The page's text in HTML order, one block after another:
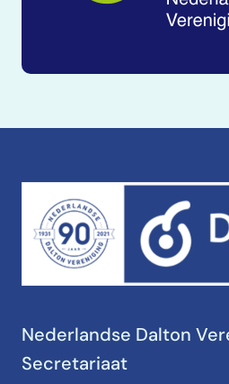
Nederlandse Dalton
Secretariaat